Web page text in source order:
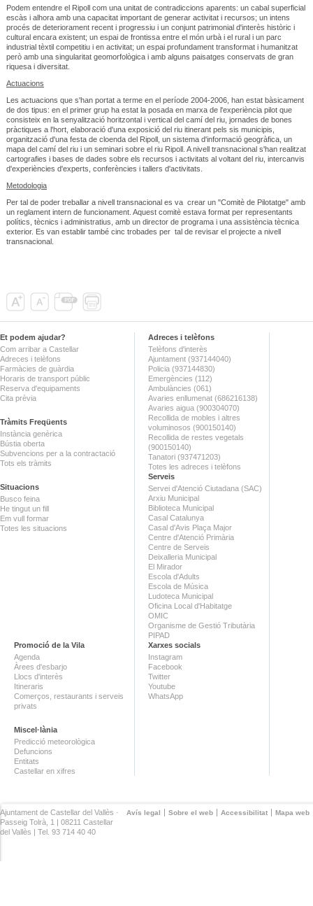
Podem entendre el Ripoll com una unitat de contradiccions aparents: un cabal superficial
escàs i alhora amb una capacitat important de generar activitat i recursos; un intens
procés de deteriorament recent i progressiu i un conjunt patrimonial d'interès històric i
cultural encara existent; un espai de frontissa entre el món urbà i el rural i un parc
industrial tèxtil competitiu i en activitat; un espai profundament transformat i humanitzat
però amb una singularitat geomorfològica i amb alguns paisatges conservats de gran
riquesa i diversitat.
Actuacions
Les actuacions que s'han portat a terme en el període 2004-2006, han estat bàsicament
de dos tipus: en el primer grup ha estat la posada en marxa de l'experiència pilot que
consisteix en la senyalització horitzontal i vertical del camí del riu, jornades de bones
pràctiques a l'hort, elaboració d'una exposició del riu itinerant pels sis municipis,
organització d'una festa de cloenda del Ripoll, un sistema d'informació geogràfica, un
mapa del camí del riu i un seminari sobre el riu Ripoll. A nivell transnacional s'han realitzat
cartografies i bases de dades sobre els recursos i activitats al voltant del riu, intercanvis
d'experiències d'experts, conferències i tallers d'activitats.
Metodologia
Per tal de poder treballar a nivell transnacional es va crear un "Comitè de Pilotatge" amb
un reglament intern de funcionament. Aquest comitè estava format per representants
polítics, tècnics i administratius, amb un director de programa i una assistència tècnica
exterior. Es van establir també cinc trobades per tal de revisar el projecte a nivell
transnacional.
Et podem ajudar?
Com arribar a Castellar
Adreces i telèfons
Farmàcies de guàrdia
Horaris de transport públic
Reserva d'equipaments
Cita prèvia
Tràmits Freqüents
Instància genèrica
Bústia oberta
Subvencions per a la contractació
Tots els tràmits
Situacions
Busco feina
He tingut un fill
Em vull formar
Totes les situacions
Adreces i telèfons
Telèfons d'interès
Ajuntament (937144040)
Policia (937144830)
Emergències (112)
Ambulàncies (061)
Avaries enllumenat (686216138)
Avaries aigua (900304070)
Recollida de mobles i altres
voluminosos (900150140)
Recollida de restes vegetals
(900150140)
Tanatori (937471203)
Totes les adreces i telèfons
Serveis
Servei d'Atenció Ciutadana (SAC)
Arxiu Municipal
Biblioteca Municipal
Casal Catalunya
Casal d'Avis Plaça Major
Centre d'Atenció Primària
Centre de Serveis
Deixalleria Municipal
El Mirador
Escola d'Adults
Escola de Música
Ludoteca Municipal
Oficina Local d'Habitatge
OMIC
Organisme de Gestió Tributària
PIPAD
Promoció de la Vila
Agenda
Àrees d'esbarjo
Llocs d'interès
Itineraris
Comerços, restaurants i serveis
privats
Miscel·lània
Predicció meteorològica
Defuncions
Entitats
Castellar en xifres
Xarxes socials
Instagram
Facebook
Twitter
Youtube
WhatsApp
Avís legal Sobre el web Accessibilitat Mapa web
Ajuntament de Castellar del Vallès ·
Passeig Tolrà, 1 | 08211 Castellar
del Vallès | Tel. 93 714 40 40